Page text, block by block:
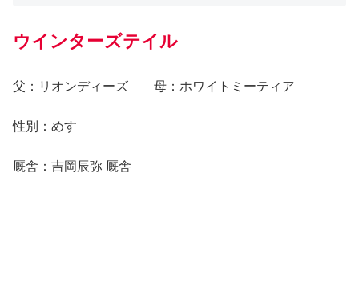
ウインターズテイル
父：リオンディーズ 母：ホワイトミーティア
性別：めす
厩舎：吉岡辰弥 厩舎